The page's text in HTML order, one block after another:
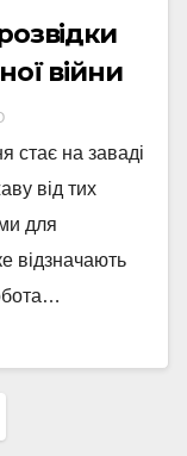
війни
стає на заваді
від тих
для
відзначають